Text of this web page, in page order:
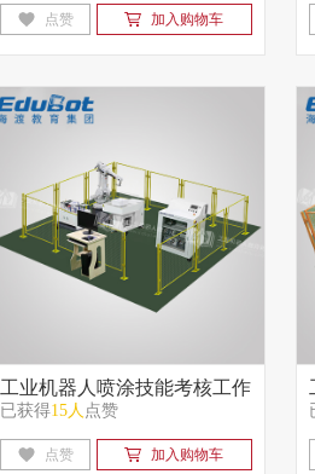
点赞 加入购物车
工业机器人喷涂技能考核工作
站
已获得15人 点赞
点赞 加入购物车